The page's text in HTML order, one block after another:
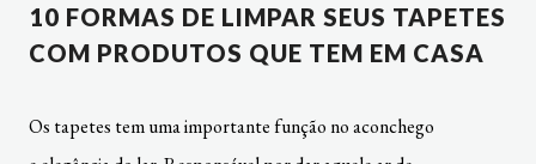
10 FORMAS DE LIMPAR SEUS TAPETES
COM PRODUTOS QUE TEM EM CASA
Os tapetes tem uma importante função no aconchego